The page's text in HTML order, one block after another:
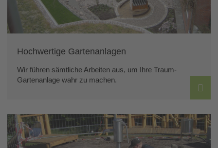
Hochwertige Gartenanlagen
Wir führen sämtliche Arbeiten aus, um Ihre Traum-
Gartenanlage wahr zu machen.